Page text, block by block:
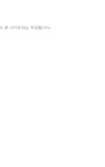
, 본 사이트와는 무관합니다.